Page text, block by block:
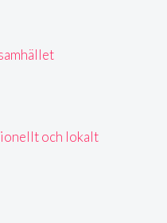
och lokalt